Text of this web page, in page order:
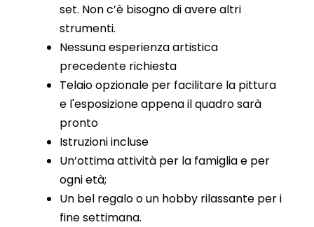
set. Non c’è bisogno di avere altri
strumenti.
Nessuna esperienza artistica
precedente richiesta
Telaio opzionale per facilitare la pittura
e l'esposizione appena il quadro sarà
pronto
Istruzioni incluse
Un’ottima attività per la famiglia e per
ogni età;
Un bel regalo o un hobby rilassante per i
fine settimana.